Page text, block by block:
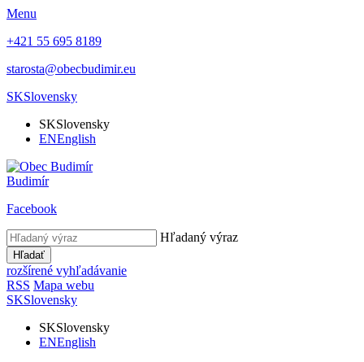
Menu
+421 55 695 8189
starosta@obecbudimir.eu
SKSlovensky
SKSlovensky
ENEnglish
Budimír
Facebook
Hľadaný výraz
Hľadať
rozšírené vyhľadávanie
RSS Mapa webu
SKSlovensky
SKSlovensky
ENEnglish